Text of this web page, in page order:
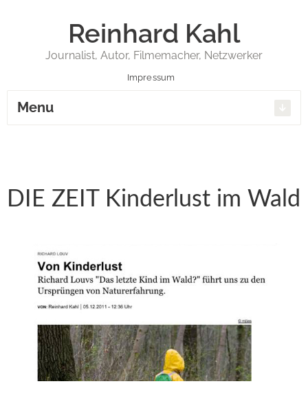
Reinhard Kahl
Journalist, Autor, Filmemacher, Netzwerker
Impressum
Menu
DIE ZEIT Kinderlust im Wald